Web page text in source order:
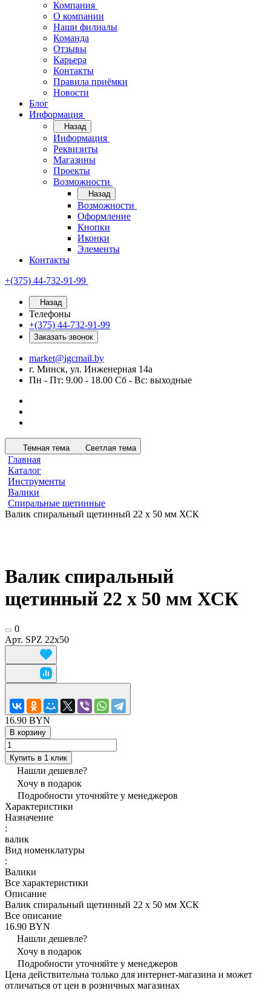
Компания
О компании
Наши филиалы
Команда
Отзывы
Карьера
Контакты
Правила приёмки
Новости
Блог
Информация
Назад
Информация
Реквизиты
Магазины
Проекты
Возможности
Назад
Возможности
Оформление
Кнопки
Иконки
Элементы
Контакты
+(375) 44-732-91-99
Назад
Телефоны
+(375) 44-732-91-99
Заказать звонок
market@igcmail.by
г. Минск, ул. Инженерная 14а
Пн - Пт: 9.00 - 18.00 Сб - Вс: выходные
Темная тема Светлая тема
Главная
Каталог
Инструменты
Валики
Спиральные щетинные
Валик спиральный щетинный 22 x 50 мм ХСК
Валик спиральный
щетинный 22 x 50 мм ХСК
0
Арт. SPZ 22х50
16.90 BYN
В корзину
Купить в 1 клик
Нашли дешевле?
Хочу в подарок
Подробности уточняйте у менеджеров
Характеристики
Назначение
:
валик
Вид номенклатуры
:
Валики
Все характеристики
Описание
Валик спиральный щетинный 22 x 50 мм ХСК
Все описание
16.90 BYN
Нашли дешевле?
Хочу в подарок
Подробности уточняйте у менеджеров
Цена действительна только для интернет-магазина и может
отличаться от цен в розничных магазинах